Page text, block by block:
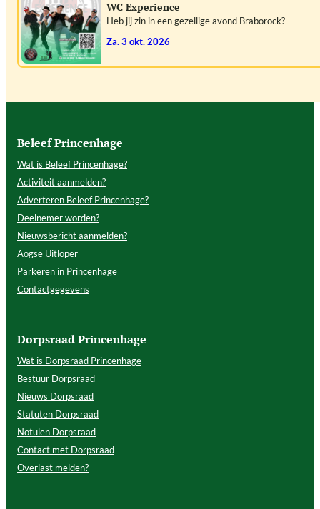
WC Experience
Heb jij zin in een gezellige avond Braborock?
za. 3 okt. 2026
Beleef Princenhage
Wat is Beleef Princenhage?
Activiteit aanmelden?
Adverteren Beleef Princenhage?
Deelnemer worden?
Nieuwsbericht aanmelden?
Aogse Uitloper
Parkeren in Princenhage
Contactgegevens
Dorpsraad Princenhage
Wat is Dorpsraad Princenhage
Bestuur Dorpsraad
Nieuws Dorpsraad
Statuten Dorpsraad
Notulen Dorpsraad
Contact met Dorpsraad
Overlast melden?